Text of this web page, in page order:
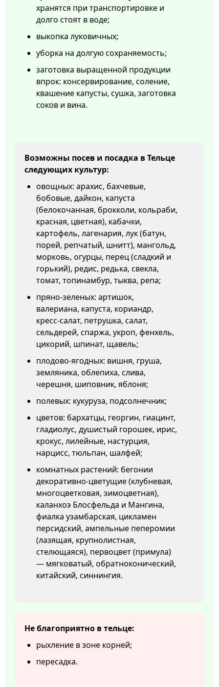
хранятся при транспортировке и
долго стоят в воде;
выкопка луковичных;
уборка на долгую сохраняемость;
заготовка выращенной продукции
впрок: консервирование, соление,
квашение капусты, сушка, заготовка
соков и вина.
Возможны посев и посадка в Тельце
следующих культур:
овощных: арахис, бахчевые,
бобовые, дайкон, капуста
(белокочанная, брокколи, кольраби,
красная, цветная), кабачки,
картофель, лагенария, лук (батун,
порей, репчатый, шнитт), мангольд,
морковь, огурцы, перец (сладкий и
горький), редис, редька, свекла,
томат, топинамбур, тыква, репа;
пряно-зеленых: артишок,
валериана, капуста, кориандр,
кресс-салат, петрушка, салат,
сельдерей, спаржа, укроп, фенхель,
цикорий, шпинат, щавель;
плодово-ягодных: вишня, груша,
земляника, облепиха, слива,
черешня, шиповник, яблоня;
полевых: кукуруза, подсолнечник;
цветов: бархатцы, георгин, гиацинт,
гладиолус, душистый горошек, ирис,
крокус, лилейные, настурция,
нарцисс, тюльпан, шалфей;
комнатных растений: бегонии
декоративно-цветущие (клубневая,
многоцветковая, зимоцветная),
каланхоэ Блосфельда и Мангина,
фиалка узамбарская, цикламен
персидский, ампельные пеперомии
(лазящая, крупнолистная,
стелющаяся), первоцвет (примула)
— мягковатый, обратноконический,
китайский, синнингия.
Не благоприятно в тельце:
рыхление в зоне корней;
пересадка.